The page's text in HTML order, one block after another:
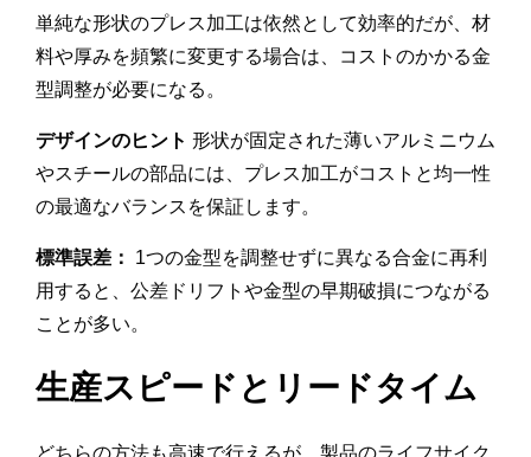
単純な形状のプレス加工は依然として効率的だが、材
料や厚みを頻繁に変更する場合は、コストのかかる金
型調整が必要になる。
デザインのヒント 形状が固定された薄いアルミニウム
やスチールの部品には、プレス加工がコストと均一性
の最適なバランスを保証します。
標準誤差：
1つの金型を調整せずに異なる合金に再利
用すると、公差ドリフトや金型の早期破損につながる
ことが多い。
生産スピードとリードタイム
どちらの方法も高速で行えるが、製品のライフサイク